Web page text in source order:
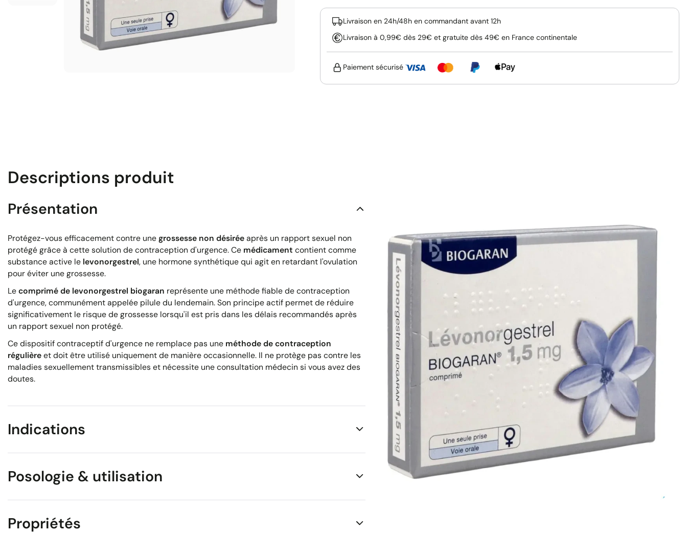
Livraison en 24h/48h en commandant avant 12h
Livraison à 0,99€ dès 29€ et gratuite dès 49€ en France continentale
Paiement sécurisé
Descriptions produit
Présentation
Protégez-vous efficacement contre unegrossesse non désiréeaprès un rapport sexuel non
protégé grâce à cette solution de contraception d'urgence. Ce médicament contient comme
substance active le levonorgestrel, une hormone synthétique qui agit en retardant l'ovulation
pour éviter une grossesse.
Lecomprimé de levonorgestrel biogaran représente une méthode fiable de contraception
d'urgence, communément appelée pilule du lendemain. Son principe actif permet de réduire
significativement le risque de grossesse lorsqu'il est pris dans les délais recommandés après
un rapport sexuel non protégé.
Ce dispositif contraceptif d'urgence ne remplace pas une méthode de contraception
régulièreet doit être utilisé uniquement de manière occasionnelle. Il ne protège pas contre les
maladies sexuellement transmissibles et nécessite une consultation médecin si vous avez des
doutes.
Indications
Posologie & utilisation
Propriétés